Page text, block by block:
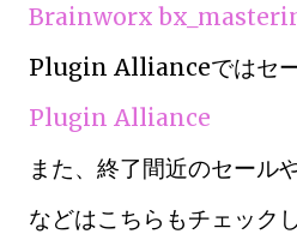
Brainworx
Plugin Allianceではセー
Plugin Alliance
また、終了間近のセール
などはこちらもチェック